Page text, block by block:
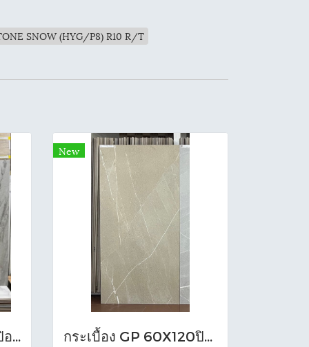
SNOW (HYG/P8) R10 R/T
กระเบื้อง GP60X120ปิอาเซนซ่า เทาเข้ม (HYG)NAT RTPM
New
กระเบื้อง GP 60X120ปิอาเซนซ่า แซนด์ (HYG)NAT R/TPM